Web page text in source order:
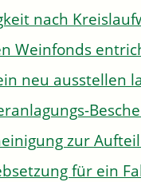
nach
Weinfonds
neu ausstellen
zur
für ein